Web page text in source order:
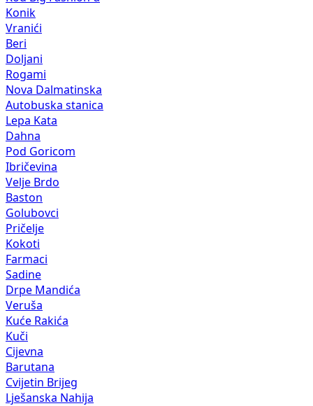
Konik
Vranići
Beri
Doljani
Rogami
Nova Dalmatinska
Autobuska stanica
Lepa Kata
Dahna
Pod Goricom
Ibričevina
Velje Brdo
Baston
Golubovci
Pričelje
Kokoti
Farmaci
Sadine
Drpe Mandića
Veruša
Kuće Rakića
Kuči
Cijevna
Barutana
Cvijetin Brijeg
Lješanska Nahija